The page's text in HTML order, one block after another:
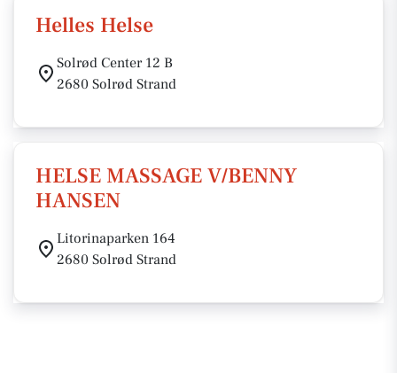
Helles Helse
Solrød Center 12 B
2680 Solrød Strand
HELSE MASSAGE V/BENNY
HANSEN
Litorinaparken 164
2680 Solrød Strand